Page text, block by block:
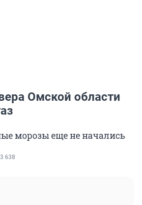
Омской области
морозы еще не начались
3 638